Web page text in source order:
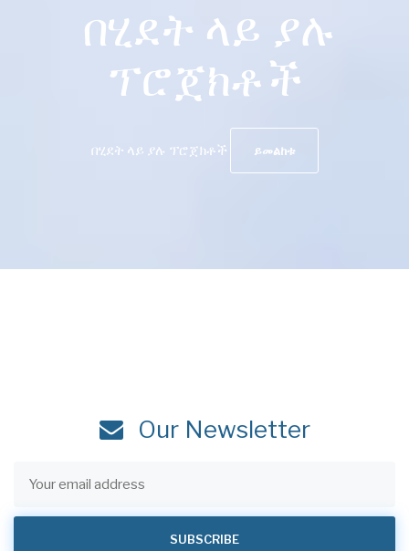
በሂደት ላይ ያሉ
ፕሮጀክቶች
በሂደት ላይ ያሉ ፕሮጀክቶች ይመልከቱ
Our Newsletter